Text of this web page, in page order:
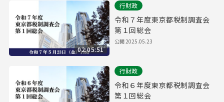
02:05:51
行財政
令和７年度東京都税制調査会
第１回総会
公開2025.05.23
行財政
令和６年度東京都税制調査会
第１回総会